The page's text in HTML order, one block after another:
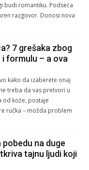
budi romantiku. Podseća
razgovor. Donosi nova
7 grešaka zbog
formulu – a ova
kako da izaberete onaj
treba da vas pretvori u
od kože, postaje
ručka – možda problem
na duge
tajnu ljudi koji